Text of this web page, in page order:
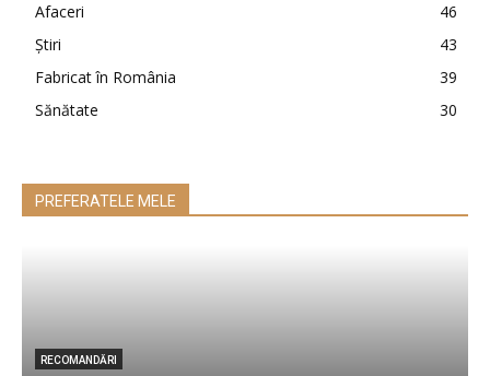
Afaceri
46
Ştiri
43
Fabricat în România
39
Sănătate
30
PREFERATELE MELE
RECOMANDĂRI